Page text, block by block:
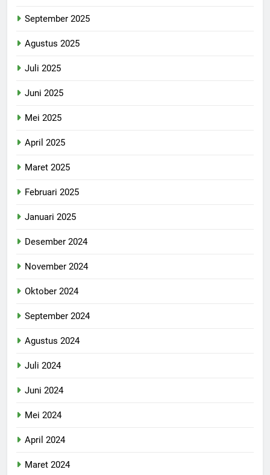
September 2025
Agustus 2025
Juli 2025
Juni 2025
Mei 2025
April 2025
Maret 2025
Februari 2025
Januari 2025
Desember 2024
November 2024
Oktober 2024
September 2024
Agustus 2024
Juli 2024
Juni 2024
Mei 2024
April 2024
Maret 2024